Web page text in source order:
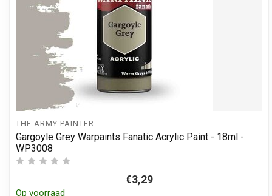
THE ARMY PAINTER
Gargoyle Grey Warpaints Fanatic Acrylic Paint - 18ml -
WP3008
€3,29
Op voorraad